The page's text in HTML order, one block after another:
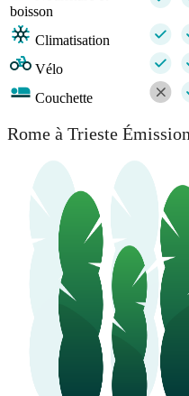
boisson
Climatisation
Vélo
Couchette
Rome à Trieste